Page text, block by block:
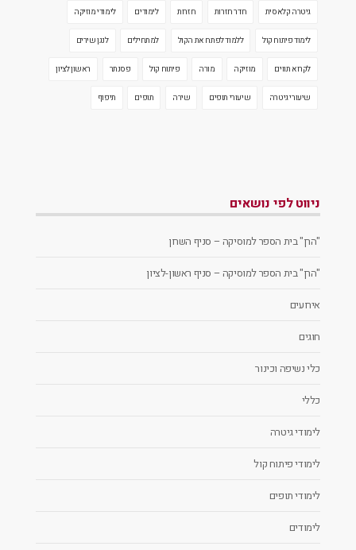
גיטרה קלאסית חדר חזרות חזרות לימודים לימודי מוזיקה
לימוד פיתוח קול ללמוד לפתח את הקול למתחילים לנגן שירים
לקרוא תווים מוזיקה מורה פיתוח קול פסנתר ראשון לציון
שיעורי גיטרה שיעורי תופים שירה תופים תיפוף
ניווט לפי נושאים
"הרן" בית הספר למוסיקה – סניף השרון
"הרן" בית הספר למוסיקה – סניף ראשון-לציון
אירועים
חוגים
כלי נשיפה וכינור
כללי
לימודי גיטרה
לימודי פיתוח קול
לימודי תופים
לימודים